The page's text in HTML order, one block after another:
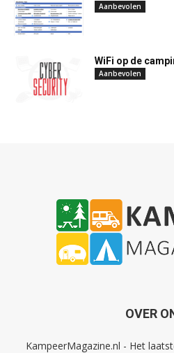
Aanbevolen
WiFi op de
Aanbevolen
OVER
KampeerMagazine.nl - Het